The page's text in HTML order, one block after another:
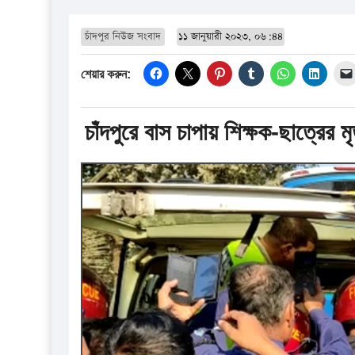
চাঁদপুর নিউজ সংবাদ ১১ জানুয়ারী ২০২৩, ০৬:৪৪
শেয়ার করুন:
চাঁদপুরে বাস চাপায় শিক্ষক-ছাত্রের